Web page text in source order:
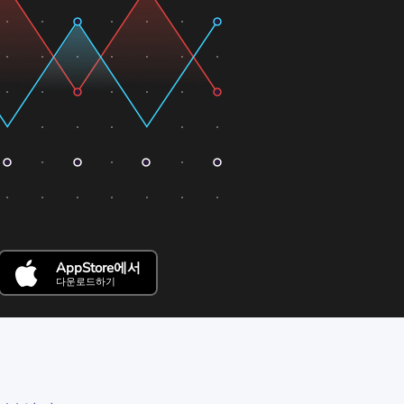
AppStore에서
다운로드하기